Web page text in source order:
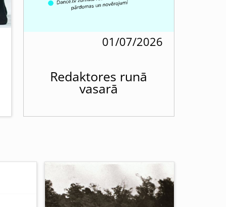
01/07/2026
Redaktores runā
vasarā